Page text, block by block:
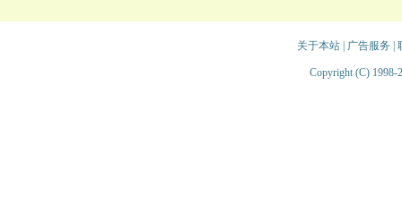
关于本站| 广告服务
Copyright (C) 1998-